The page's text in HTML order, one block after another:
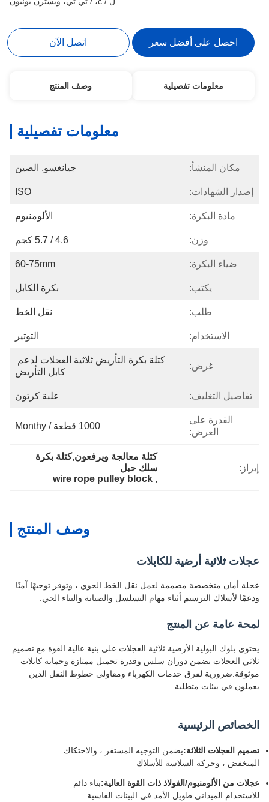
احصل على أفضل سعر اتصل الآن
معلومات تفصيلية وصف المنتج
معلومات تفصيلية
مكان المنشأ: جيانغسو, الصين
إصدار الشهادات: ISO
مادة البكرة: الألومنيوم
وزن:
ضياء البكرة: 60-75mm
يكتب: بكرة الكابل
طلب: نقل الخط
الاستخدام: التوتير
غرض:
كتلة بكرة التأريض ثلاثية العجلات لدعم
كابل التأريض
تفاصيل التغليف: علبة كرتون
القدرة على
العرض:
1000 قطعة / Monthy
كتلة معالجة ويرفعون,كتلة بكرة
سلك حبل
wire rope pulley block
وصف المنتج
ثلاثية أرضية للكابلات
أمان متخصصة مصممة لعمل نقل الخط الجوي ، وتوفر توجيهًا آمنًا
لأسلاك الترسيم أثناء مهام التسلسل والصيانة والبناء الحي.
عامة عن المنتج
بلوك البولية الأرضية ثلاثية العجلات على بنية عالية القوة مع تصميم
العجلات يضمن دوران سلس وقدرة تحميل ممتازة وحماية كابلات
لفرق خدمات الكهرباء ومقاولي خطوط النقل الذين
في بيئات متطلبة.
الرئيسية
العجلات الثلاثة:يضمن التوجيه المستقر ، والاحتكاك
، وحركة السلاسة للأسلاك
من الألومنيوم/الفولاذ ذات القوة العالية:بناء دائم
الميداني طويل الأمد في البيئات القاسية